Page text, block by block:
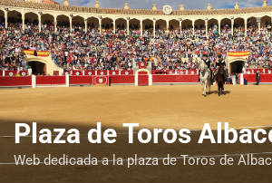
Plaza de Toros
Web dedicada a la plaza de Toros de